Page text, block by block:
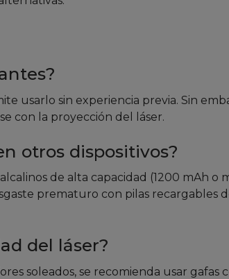
usarlo sin experiencia previa. Sin
con la proyección del láser.
otros dispositivos?
de alta capacidad (1200 mAh o
prematuro con pilas recargables
del láser?
soleados, se recomienda usar gafas